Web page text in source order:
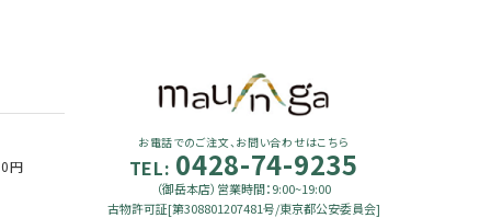
円
お電話でのご注文、お問い合わせはこちら
TEL: 0428-74-9235
（御岳本店）営業時間：9:00~19:00
古物許可証[第308801207481号/東京都公安委員会]